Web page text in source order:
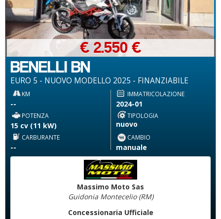
BENELLI BN
EURO 5 - NUOVO MODELLO 2025 - FINANZIABILE
€ 2.550 €
KM
--
IMMATRICOLAZIONE
2024-01
POTENZA
15 cv (11 kW)
TIPOLOGIA
nuovo
CARBURANTE
--
CAMBIO
manuale
Massimo Moto Sas
Guidonia Montecelio (RM)
Concessionaria Ufficiale